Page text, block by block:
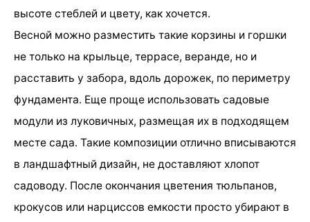
высоте стеблей и цвету, как хочется.
Весной можно разместить такие корзины и горшки
не только на крыльце, террасе, веранде, но и
расставить у забора, вдоль дорожек, по периметру
фундамента. Еще проще использовать садовые
модули из луковичных, размещая их в подходящем
месте сада. Такие композиции отлично вписываются
в ландшафтный дизайн, не доставляют хлопот
садоводу. После окончания цветения тюльпанов,
крокусов или нарциссов емкости просто убирают в